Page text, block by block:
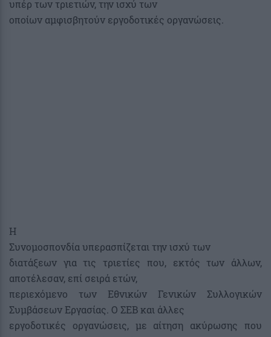
υπέρ των τριετιών, την ισχύ των
οποίων αμφισβητούν εργοδοτικές οργανώσεις.
Η
Συνομοσπονδία υπερασπίζεται την ισχύ των
διατάξεων για τις τριετίες που, εκτός των άλλων,
αποτέλεσαν, επί σειρά ετών,
περιεχόμενο των Εθνικών Γενικών Συλλογικών
Συμβάσεων Εργασίας. Ο ΣΕΒ και άλλες
εργοδοτικές οργανώσεις, με αίτηση ακύρωσης που